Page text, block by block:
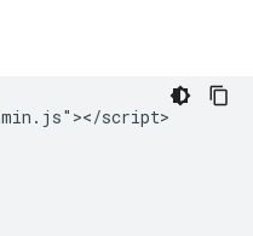
script>